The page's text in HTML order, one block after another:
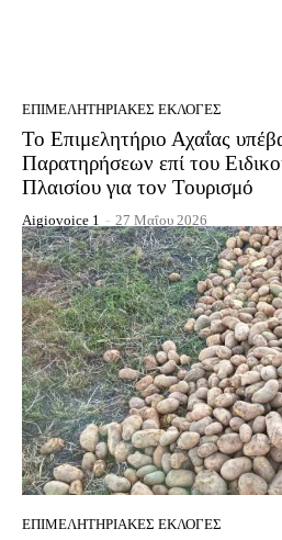
EΠΙΜΕΛΗΤΗΡΙΑΚΈΣ ΕΚΛΟΓΈΣ
Το Επιμελητήριο Αχαΐας
Παρατηρήσεων επί του
Πλαισίου για τον Τουρισμό
Aigiovoice 1 - 27 Μαΐου 2026
EΠΙΜΕΛΗΤΗΡΙΑΚΈΣ ΕΚΛΟΓΈΣ